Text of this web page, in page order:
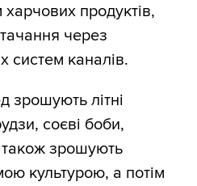
продуктів,
через
систем каналів.
зрошують літні
соєві боби,
зрошують
культурою, а потім